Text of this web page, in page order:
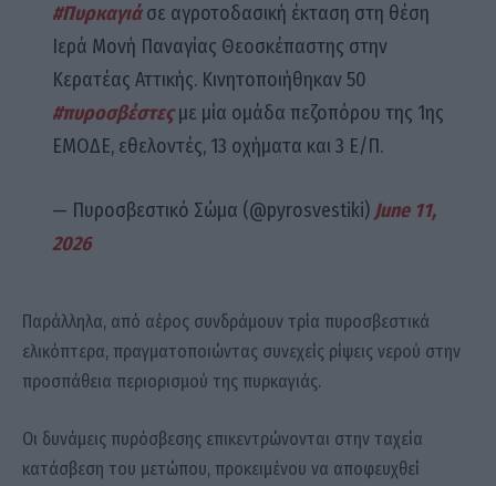
#Πυρκαγιάσε αγροτοδασική έκταση στη θέση
Ιερά Μονή Παναγίας Θεοσκέπαστης στην
Κερατέας Αττικής. Κινητοποιήθηκαν 50
#πυροσβέστεςμε μία ομάδα πεζοπόρου της 1ης
ΕΜΟΔΕ, εθελοντές, 13 οχήματα και 3 Ε/Π.
— Πυροσβεστικό Σώμα (@pyrosvestiki) June 11,
2026
Παράλληλα, από αέρος συνδράμουν τρία πυροσβεστικά
ελικόπτερα, πραγματοποιώντας συνεχείς ρίψεις νερού στην
προσπάθεια περιορισμού της πυρκαγιάς.
Οι δυνάμεις πυρόσβεσης επικεντρώνονται στην ταχεία
κατάσβεση του μετώπου, προκειμένου να αποφευχθεί